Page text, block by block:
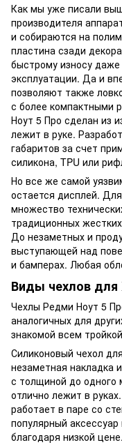
Как мы уже писали
производителя
и собираются на
пластина сзади
быстрому износу
эксплуатации. Да и
позволяют также
с более компактными
Ноут 5 Про сделан из
лежит в руке.
габаритов за счет
силикона, TPU или
Но все же самой
остается дисплей.
множество
традиционных
До незаметных и
выступающей над
и бамперах. Любая
Виды чехлов для
Чехлы Редми Ноут 5
аналогичных для
знакомой всем
Силиконовый чехол
незаметная накладка
с толщиной до одного
отлично лежит в
работает в паре со
популярный
благодаря низкой цене.